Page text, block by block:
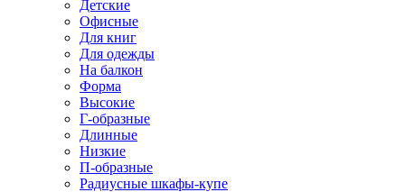
Детские
Офисные
Для книг
Для одежды
На балкон
Форма
Высокие
Г-образные
Длинные
Низкие
П-образные
Радиусные шкафы-купе